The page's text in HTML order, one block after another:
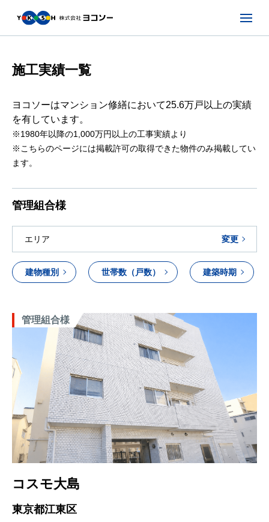
施工実績一覧
ヨコソーはマンション修繕において25.6万戸以上の実績
を有しています。
※1980年以降の1,000万円以上の工事実績より
※こちらのページには掲載許可の取得できた物件のみ掲載してい
ます。
管理組合様
エリア 変更
建物種別 世帯数（戸数） 建築時期
管理組合様
コスモ大島
東京都江東区